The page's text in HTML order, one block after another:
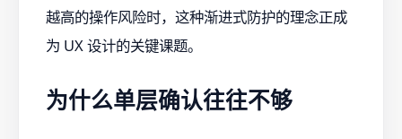
越高的操作风险时，这种渐进式防护的理念正成
为 UX 设计的关键课题。
为什么单层确认往往不够